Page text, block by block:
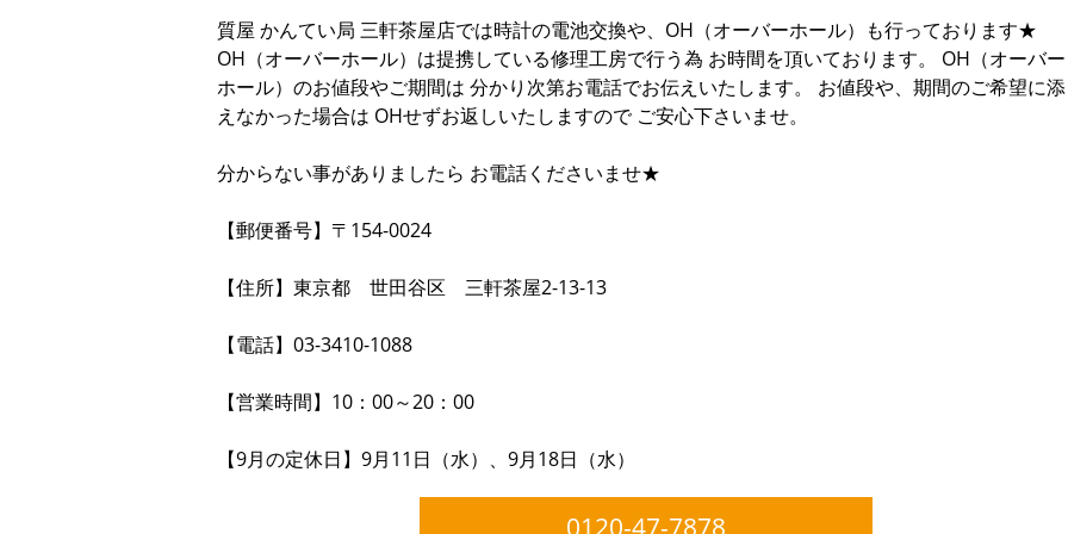
質屋 かんてい局 三軒茶屋店では時計の電池交換や、OH（オーバーホール）も行っております★
OH（オーバーホール）は提携している修理工房で行う為 お時間を頂いております。 OH（オーバー
ホール）のお値段やご期間は 分かり次第お電話でお伝えいたします。 お値段や、期間のご希望に添
えなかった場合は OHせずお返しいたしますので ご安心下さいませ。
分からない事がありましたら お電話くださいませ★
【郵便番号】〒154-0024
【住所】東京都 世田谷区 三軒茶屋2-13-13
【電話】03-3410-1088
【営業時間】10：00～20：00
【9月の定休日】9月11日（水）、9月18日（水）
0120-47-7878